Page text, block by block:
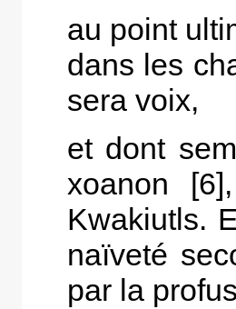
au point
dans les
sera voix,
et dont
xoanon
Kwakiutls.
naïveté
par la